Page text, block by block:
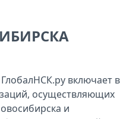
включает в
осуществляющих
и